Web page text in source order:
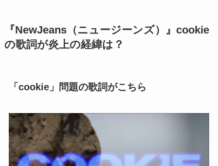
『NewJeans（ニュージーンズ）』cookie
の歌詞が炎上の経緯は？
「cookie」問題の歌詞がこちら